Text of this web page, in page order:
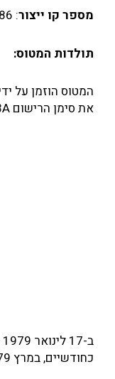
מספר קו ייצור: 486
תולדות המטוס:
את סימן הרישום N6163A.
כחודשיים, במרץ 1979.